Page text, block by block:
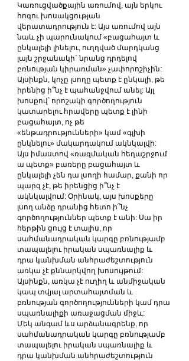
Կառուցվածքային առումով, այն երկու
հոգու խոսակցության
վերատադրություն է: Այս առումով այն
նաև չի պարունակում «բացահայտ և
ընկալելի լինելու, ուղղված մարդկանց
լայն շրջանակի` նրանց դրդելով
բռնության կիրառման» չափորոշիչին:
Այսինքն, կոչը լսողը պետք է ընկալի, թե
իրենից ի՞նչ է պահանջվում անել: Այլ
խոսքով՝ որոշակի գործողություն
կատարելու հրավերը պետք է լինի
բացահայտ, ոչ թե
«ենթադրությունների» կամ «գլխի
ընկնելու» մակարդակում ակնկալվի:
Այս իմաստով «ռազմական հեղաշրջում
ա պետք» բառերը բացահայտ և
ընկալելի չեն դա լսողի համար, քանի որ
պարզ չէ, թե իրենցից ի՞նչ է
ակնկալվում: Օրինակ, այս խոսքերը
լսող անձը դրանից հետո ի՞նչ
գործողություններ պետք է անի: Սա իր
հերթին ցույց է տալիս, որ
սահմանադրական կարգը բռնությամբ
տապալելու իրական սպառնալիք և
դրա կանխման անհրաժեշտություն
առկա չէ քննարկվող խոսույթում:
Այսինքն, առկա չէ ուղիղ և անմիջական
կապ տվյալ արտահայտման և
բռնության գործողությունների կամ դրա
սպառնալիքի առաջացման միջև:
Մեկ անգամ ևս արձանագրենք, որ
սահմանադրական կարգը բռնությամբ
տապալելու իրական սպառնալիք և
դրա կանխման անհրաժեշտություն